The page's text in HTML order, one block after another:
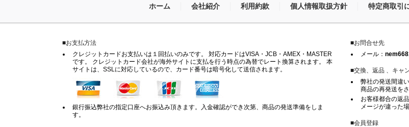
ホーム 会社紹介 利用約款 個人情報取扱方針 特定商取引
■お支払方法
クレジットカードお支払いは１回払いのみです。 対応カードはVISA・JCB・AMEX・MASTER
です。 クレジットカード会社が海外サイトに支払を行う時点の為替でレート換算されます。 本
サイトは、SSLに対応しているので、カード番号は暗号化して送信されます。
銀行振込弊社の指定口座へお振込み頂きます。入金確認ができ次第、商品の発送準備をしま
す。
■お問合せ先
メール：
■交換、返品 、キャ
弊社の発送間違
商品の再発送を
お客様都合の返
メージが違った
■会員登録